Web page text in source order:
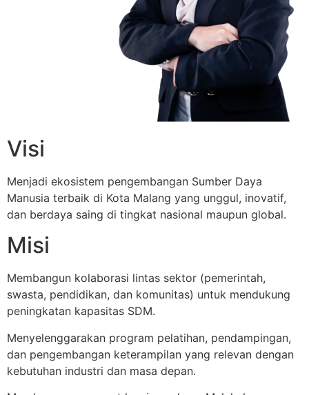
Visi
Menjadi ekosistem pengembangan Sumber Daya
Manusia terbaik di Kota Malang yang unggul, inovatif,
dan berdaya saing di tingkat nasional maupun global.
Misi
Membangun kolaborasi lintas sektor (pemerintah,
swasta, pendidikan, dan komunitas) untuk mendukung
peningkatan kapasitas SDM.
Menyelenggarakan program pelatihan, pendampingan,
dan pengembangan keterampilan yang relevan dengan
kebutuhan industri dan masa depan.